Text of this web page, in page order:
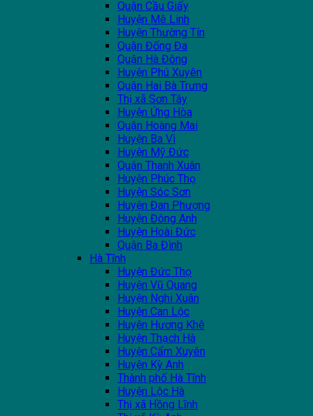
Quận Cầu Giấy
Huyện Mê Linh
Huyện Thường Tín
Quận Đống Đa
Quận Hà Đông
Huyện Phú Xuyên
Quận Hai Bà Trưng
Thị xã Sơn Tây
Huyện Ứng Hòa
Quận Hoàng Mai
Huyện Ba Vì
Huyện Mỹ Đức
Quận Thanh Xuân
Huyện Phúc Thọ
Huyện Sóc Sơn
Huyện Đan Phượng
Huyện Đông Anh
Huyện Hoài Đức
Quận Ba Đình
Hà Tĩnh
Huyện Đức Thọ
Huyện Vũ Quang
Huyện Nghi Xuân
Huyện Can Lộc
Huyện Hương Khê
Huyện Thạch Hà
Huyện Cẩm Xuyên
Huyện Kỳ Anh
Thành phố Hà Tĩnh
Huyện Lộc Hà
Thị xã Hồng Lĩnh